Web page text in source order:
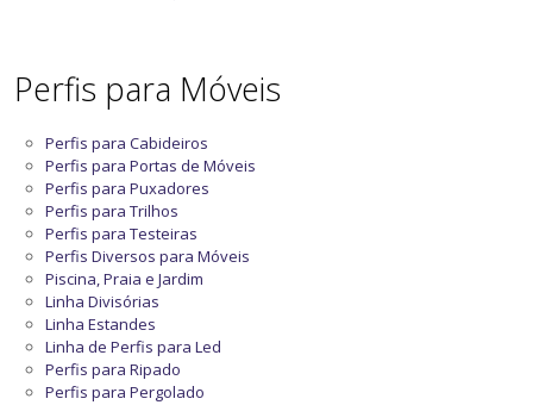
Perfis para Móveis
Perfis para Cabideiros
Perfis para Portas de Móveis
Perfis para Puxadores
Perfis para Trilhos
Perfis para Testeiras
Perfis Diversos para Móveis
Piscina, Praia e Jardim
Linha Divisórias
Linha Estandes
Linha de Perfis para Led
Perfis para Ripado
Perfis para Pergolado